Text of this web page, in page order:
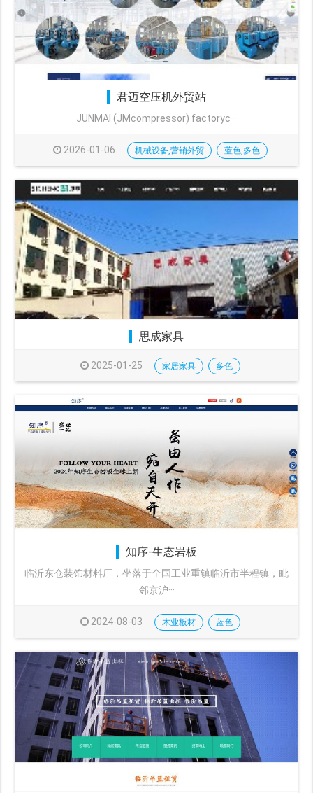
君迈空压机外贸站
JUNMAI (JMcompressor) factoryc···
2026-01-06 机械设备,营销外贸 蓝色,多色
思成家具
2025-01-25 家居家具 多色
知序-生态岩板
临沂东仓装饰材料厂，坐落于全国工业重镇临沂市半程镇，毗
邻京沪···
2024-08-03 木业板材 蓝色